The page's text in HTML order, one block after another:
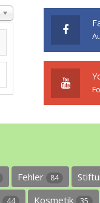
Fehler 84
44 Kosmetik 35